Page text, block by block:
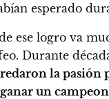
esperado
ese logro va
Durante
la pasión
un